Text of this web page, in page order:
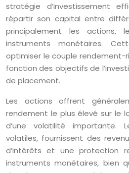
stratégie d’investissement
répartir son capital entre
principalement les actions,
instruments monétaires.
optimiser le couple rendement-
fonction des objectifs de
de placement.
Les actions offrent
rendement le plus élevé sur le
d’une volatilité importante.
volatiles, fournissent des
d’intérêts et une protection
instruments monétaires, bien